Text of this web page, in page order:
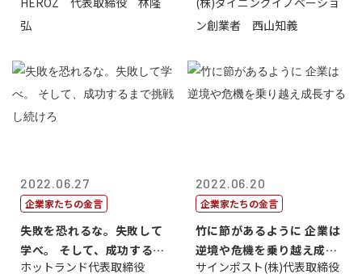
弘
すこと
ン創業者 西山知義
2022.06.27
企業家たちの金言
失敗を恐れるな。失敗して
学べ。 そして、成功するま
で挑戦し続...
ホットランド代表取締役
2022.06.20
企業家たちの金言
竹に節があるように 企業は
逆境や危機を乗り越え成長
する
サインポスト(株)代表取締役